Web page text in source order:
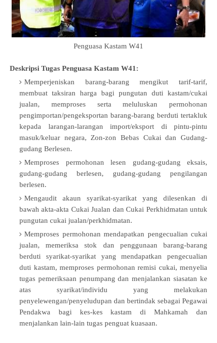
Penguasa Kastam W41
Deskripsi Tugas Penguasa Kastam W41 :
Memperjeniskan barang-barang mengikut tarif-tarif,
membuat taksiran harga bagi pungutan duti kastam/cukai
jualan, memproses serta meluluskan permohonan
pengimportan/pengeksportan barang-barang berduti tertakluk
kepada larangan-larangan import/eksport di pintu-pintu
masuk/keluar negara, Zon-zon Bebas Cukai dan Gudang-
gudang Berlesen.
Memproses permohonan lesen gudang-gudang eksais,
gudang-gudang berlesen, gudang-gudang pengilangan
berlesen.
Mengaudit akaun syarikat-syarikat yang dilesenkan di
bawah akta-akta Cukai Jualan dan Cukai Perkhidmatan untuk
pungutan cukai jualan/perkhidmatan.
Memproses permohonan mendapatkan pengecualian cukai
jualan, memeriksa stok dan penggunaan barang-barang
berduti syarikat-syarikat yang mendapatkan pengecualian
duti kastam, memproses permohonan remisi cukai, menyelia
tugas pemeriksaan penumpang dan menjalankan siasatan ke
atas syarikat/individu yang melakukan
penyelewengan/penyeludupan dan bertindak sebagai Pegawai
Pendakwa bagi kes-kes kastam di Mahkamah dan
menjalankan lain-lain tugas penguat kuasaan.